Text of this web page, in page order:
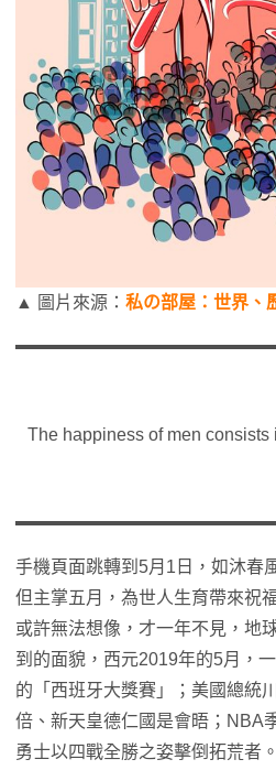
▲ 圖片來源： 私の部屋：世界、
The happiness of men consists
手機頁面跳轉到5月1日，如沐春
但主掌五月，為世人生育帶來祝
或許無法想像，才一年不見，地
到的面貌，西元2019年的5月，
的「西班牙大獎賽」；美國總統
倍、新天皇德仁國是會晤；NBA
勇士以四戰全勝之姿擊倒拓荒者